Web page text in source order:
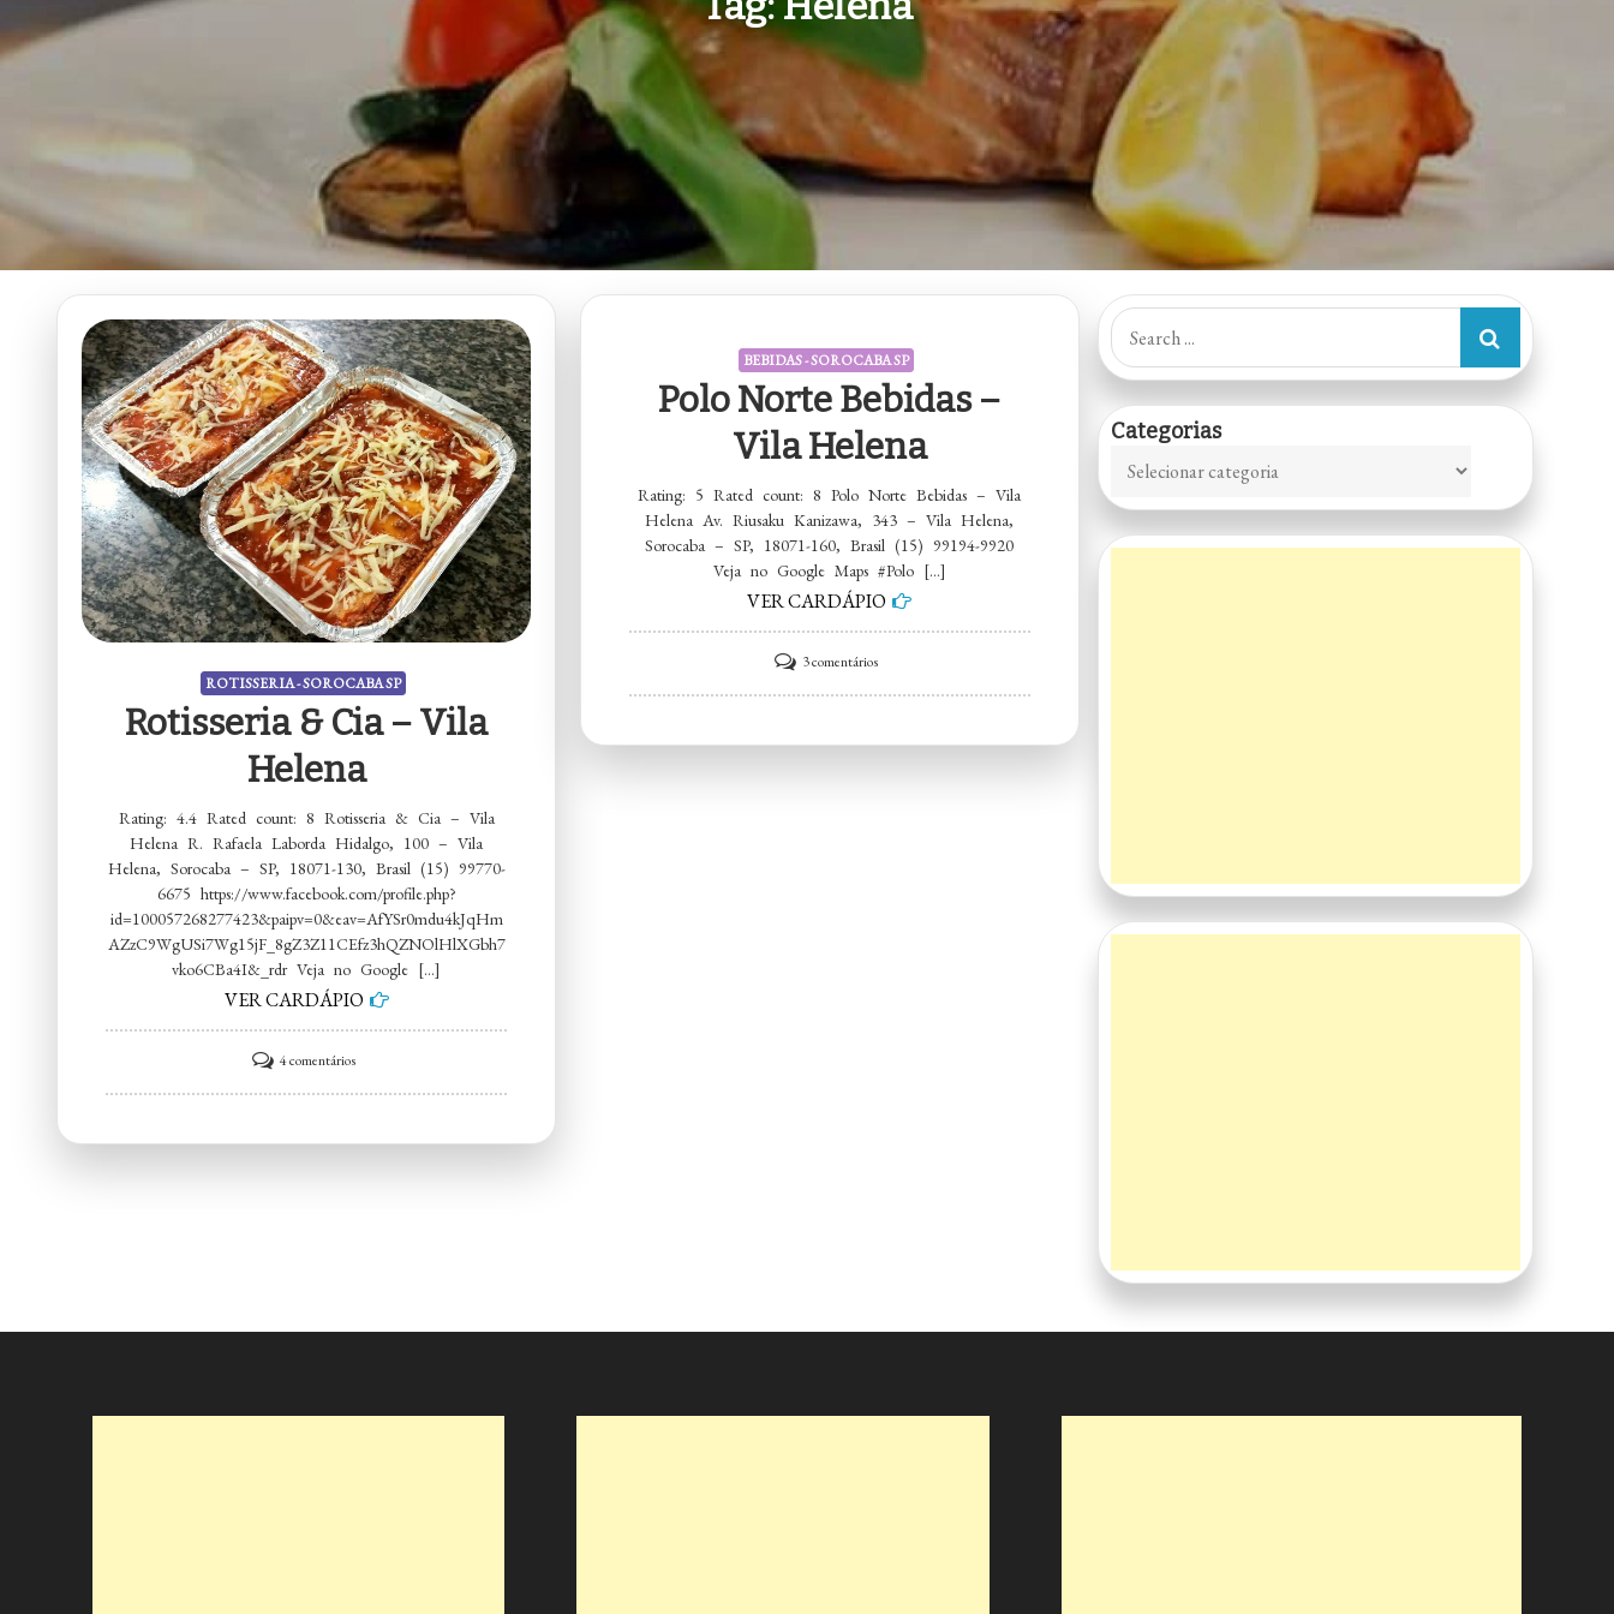
ROTISSERIA - SOROCABA SP
Rotisseria & Cia – Vila
Helena
Rating: 4.4 Rated count: 8 Rotisseria & Cia – Vila
Helena R. Rafaela Laborda Hidalgo, 100 – Vila
Helena, Sorocaba – SP, 18071-130, Brasil (15) 99770-
6675 https://www.facebook.com/profile.php?
id=100057268277423&paipv=0&eav=AfYSr0mdu4kJqHm
AZzC9WgUSi7Wg15jF_8gZ3Z11CEfz3hQZNOlHlXGbh7
vko6CBa4I&_rdr Veja no Google […]
VER CARDÁPIO
4 comentáriosem
Rotisseria
BEBIDAS - SOROCABA SP
Polo Norte Bebidas –
Vila Helena
Rating: 5 Rated count: 8 Polo Norte Bebidas – Vila
Helena Av. Riusaku Kanizawa, 343 – Vila Helena,
Sorocaba – SP, 18071-160, Brasil (15) 99194-9920
Veja no Google Maps #Polo […]
VER CARDÁPIO
3 comentáriosem
Polo
Search
for:
Categorias
Categorias